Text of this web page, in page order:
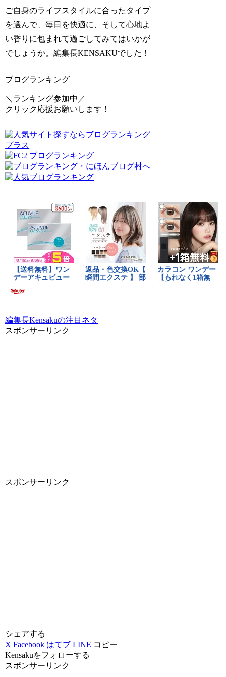
ご自身のライフスタイルに合ったタイプ
を選んで、毎日を快適に、そして心地よ
い香りに包まれて過ごしてみてはいかが
でしょうか。編集長KENSAKUでした！
ブログランキング
＼ランキング参加中／
クリック応援お願いします！
編集長Kensakuの注目ネタ
スポンサーリンク
スポンサーリンク
シェアする
X Facebook はてブ LINE コピー
Kensakuをフォローする
スポンサーリンク